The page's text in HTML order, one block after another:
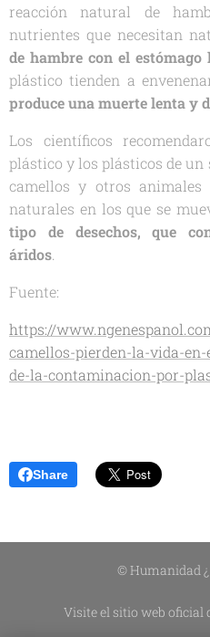
reacción natural de
nutrientes que necesitan
de hambre con el estómago
plástico tienden a
produce una muerte lenta y
Los científicos
plástico y los plásticos de un
camellos y otros animales
naturales en los que se
tipo de desechos, que
áridos.
Fuente:
https://
camellos-pierden-la-vida-
de-la-contaminacion-por-
Share
© Humanidad
Visite el sitio web oficial